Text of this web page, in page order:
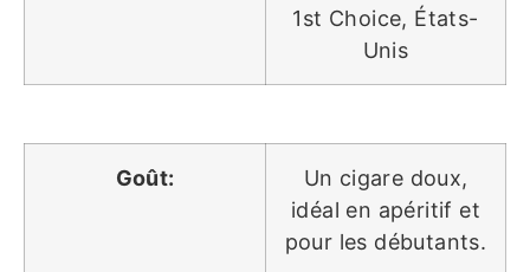
1st Choice, États-
Unis
Goût:
Un cigare doux,
idéal en apéritif et
pour les débutants.